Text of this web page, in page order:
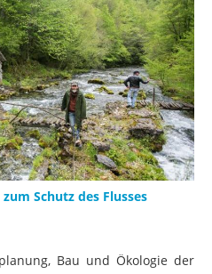
Schutz des Flusses
Bau und Ökologie der